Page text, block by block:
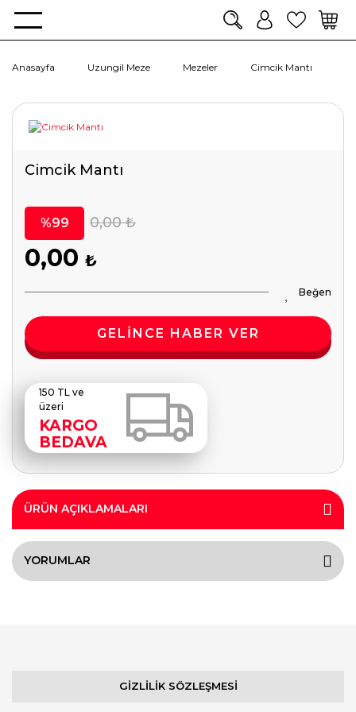
Anasayfa Uzungil Meze Mezeler Cimcik Mantı
Cimcik Mantı
%99 0,00 ₺
0,00 ₺
GELİNCE HABER VER
150 TL ve
üzeri
KARGO
BEDAVA
ÜRÜN AÇIKLAMALARI
YORUMLAR
GİZLİLİK SÖZLEŞMESİ